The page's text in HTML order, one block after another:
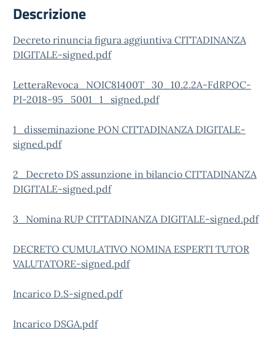
Descrizione
Decreto rinuncia figura aggiuntiva CITTADINANZA
DIGITALE-signed.pdf
LetteraRevoca_NOIC81400T_30_10.2.2A-FdRPOC-
PI-2018-95_5001_1_signed.pdf
1_disseminazione PON CITTADINANZA DIGITALE-
signed.pdf
2_Decreto DS assunzione in bilancio CITTADINANZA
DIGITALE-signed.pdf
3_Nomina RUP CITTADINANZA DIGITALE-signed.pdf
DECRETO CUMULATIVO NOMINA ESPERTI TUTOR
VALUTATORE-signed.pdf
Incarico D.S-signed.pdf
Incarico DSGA.pdf